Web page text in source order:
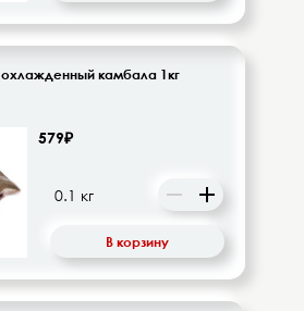
камбала 1кг
579₽
В корзину